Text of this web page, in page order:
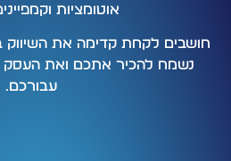
אוטומציות
חושבים לקחת קדימה את השיווק
נשמח להכיר אתכם ואת העסק
עבורכם.